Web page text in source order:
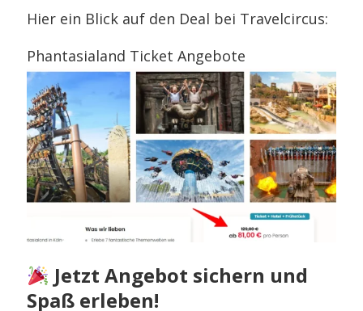
Hier ein Blick auf den Deal bei Travelcircus:
Phantasialand Ticket Angebote
Jetzt Angebot sichern und
Spaß erleben!